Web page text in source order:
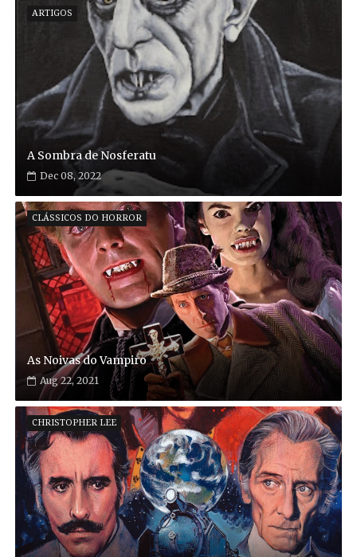
ARTIGOS
A Sombra de Nosferatu
Dec 08, 2022
CLÁSSICOS DO HORROR
As Noivas do Vampiro
Aug 22, 2021
CHRISTOPHER LEE